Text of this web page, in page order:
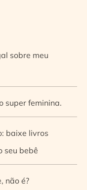
sobre meu
super feminina.
baixe livros
seu bebê
não é?